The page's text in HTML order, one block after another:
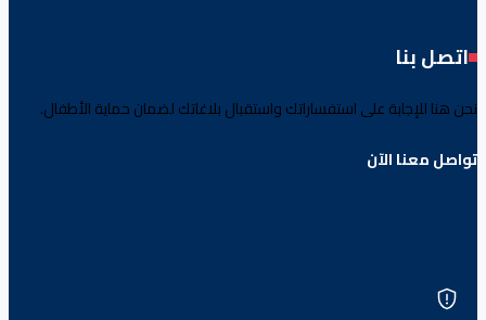
اتصل بنا
نحن هنا للإجابة على استفساراتك واستقبال بلاغاتك لضمان حماية الأطفال.
تواصل معنا الآن